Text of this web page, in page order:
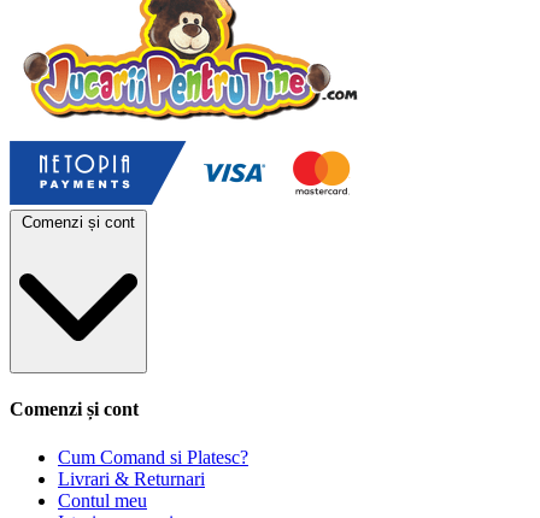
Comenzi și cont
Comenzi și cont
Cum Comand si Platesc?
Livrari & Returnari
Contul meu